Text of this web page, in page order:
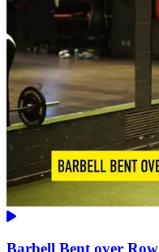
Barbell Bent over Row